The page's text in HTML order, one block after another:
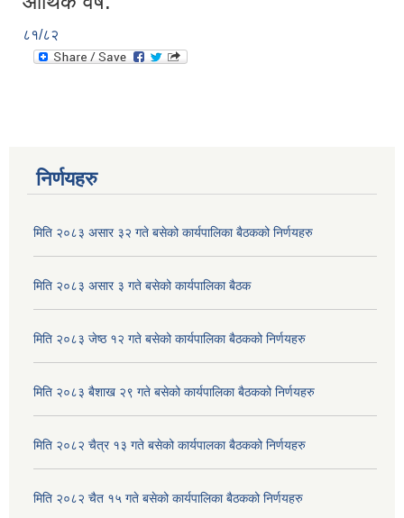
८१/८२
निर्णयहरु
मिति २०८३ असार ३२ गते बसेको कार्यपालिका बैठकको निर्णयहरु
मिति २०८३ असार ३ गते बसेको कार्यपालिका बैठक
मिति २०८३ जेष्ठ १२ गते बसेको कार्यपालिका बैठकको निर्णयहरु
मिति २०८३ बैशाख २९ गते बसेको कार्यपालिका बैठकको निर्णयहरु
मिति २०८२ चैत्र १३ गते बसेको कार्यपालका बैठकको निर्णयहरु
मिति २०८२ चैत १५ गते बसेको कार्यपालिका बैठकको निर्णयहरु